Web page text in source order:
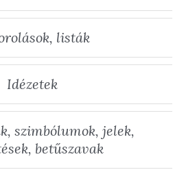
listák
Idézetek
szimbólumok, jelek,
betűszavak